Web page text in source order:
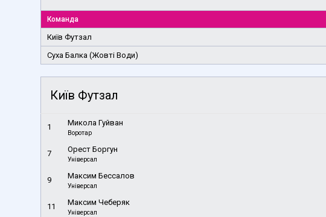
Команда
Київ Футзал
Суха Балка (Жовті Води)
Київ Футзал
1 Микола Гуйван
Воротар
7 Орест Боргун
Універсал
9 Максим Бессалов
Універсал
11 Максим Чеберяк
Універсал